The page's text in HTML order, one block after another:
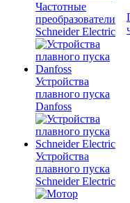
Частотные
преобразователи
Schneider Electric
Устройства
плавного пуска
Danfoss
Устройства
плавного пуска
Schneider Electric